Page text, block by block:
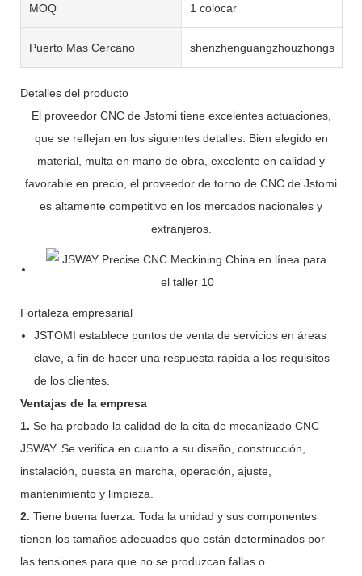
MOQ 1 colocar
Puerto Mas Cercano shenzhenguangzhouzhongshan
Detalles del producto
El proveedor CNC de Jstomi tiene excelentes actuaciones,
que se reflejan en los siguientes detalles. Bien elegido en
material, multa en mano de obra, excelente en calidad y
favorable en precio, el proveedor de torno de CNC de Jstomi
es altamente competitivo en los mercados nacionales y
extranjeros.
Fortaleza empresarial
JSTOMI establece puntos de venta de servicios en áreas
clave, a fin de hacer una respuesta rápida a los requisitos
de los clientes.
Ventajas de la empresa
1. Se ha probado la calidad de la cita de mecanizado CNC
JSWAY. Se verifica en cuanto a su diseño, construcción,
instalación, puesta en marcha, operación, ajuste,
mantenimiento y limpieza.
2. Tiene buena fuerza. Toda la unidad y sus componentes
tienen los tamaños adecuados que están determinados por
las tensiones para que no se produzcan fallas o